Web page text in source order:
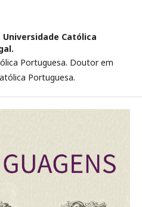
Universidade Católica
Portuguesa. Doutor em
Portuguesa.